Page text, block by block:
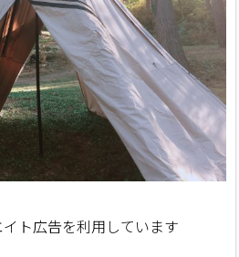
ト広告を利用しています